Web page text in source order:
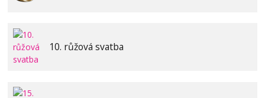
10. růžová svatba